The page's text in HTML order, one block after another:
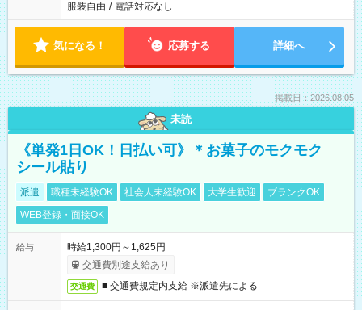
服装自由 / 電話対応なし
気になる！ 応募する 詳細へ
掲載日：2026.08.05
未読
《単発1日OK！日払い可》＊お菓子のモクモク
シール貼り
派遣 職種未経験OK 社会人未経験OK 大学生歓迎
ブランクOK
WEB登録・面接OK
給与
時給1,300円～1,625円
交通費別途支給あり
交通費 ■ 交通費規定内支給 ※派遣先による